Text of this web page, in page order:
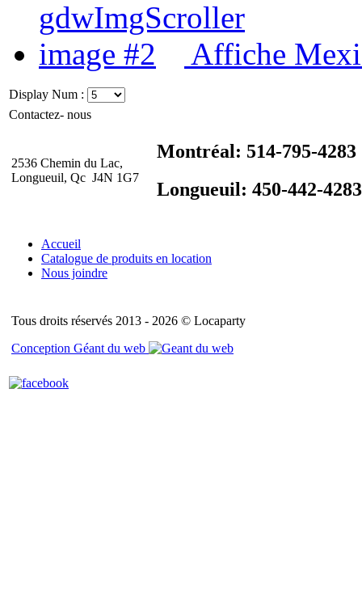
Affiche
Display Num :
Contactez- nous
2536 Chemin du Lac,
Longueuil, Qc J4N 1G7
Montréal: 514-795-4283
Longueuil: 450-442-4283
Accueil
Catalogue de produits en location
Nous joindre
Tous droits réservés 2013 - 2026 © Locaparty
Conception Géant du web